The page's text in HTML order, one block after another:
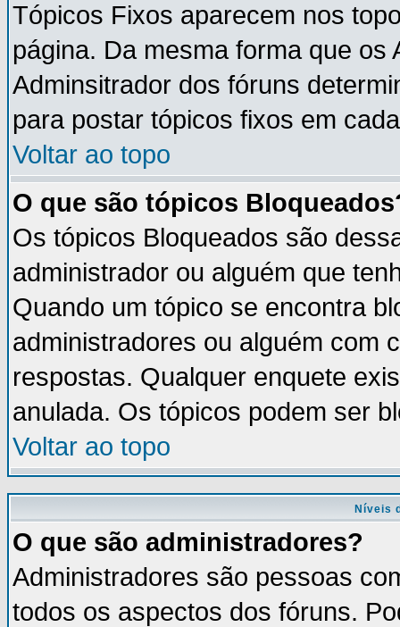
Tópicos Fixos aparecem nos
página. Da mesma forma que os
Adminsitrador dos fóruns
para postar tópicos fixos em
Voltar ao topo
O que são tópicos
Os tópicos Bloqueados são
administrador ou alguém que
Quando um tópico se encontra
administradores ou alguém com
respostas. Qualquer enquete
anulada. Os tópicos podem ser
Voltar ao topo
Níveis
O que são administradores?
Administradores são pessoas
todos os aspectos dos fóruns.